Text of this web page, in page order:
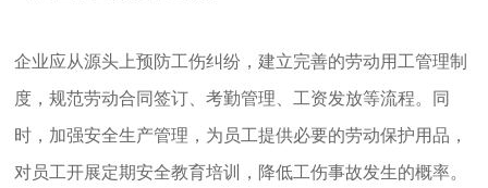
企业应从源头上预防工伤纠纷，建立完善的劳动用工管理制
度，规范劳动合同签订、考勤管理、工资发放等流程。同
时，加强安全生产管理，为员工提供必要的劳动保护用品，
对员工开展定期安全教育培训，降低工伤事故发生的概率。